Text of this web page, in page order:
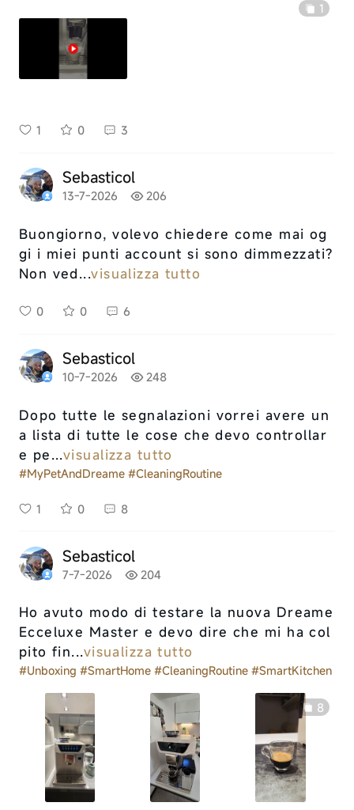
1
1 0 3
Sebasticol
13-7-2026 206
Buongiorno, volevo chiedere come mai og
gi i miei punti account si sono dimmezzati?
Non ved...visualizza tutto
0 0 6
Sebasticol
10-7-2026 248
Dopo tutte le segnalazioni vorrei avere un
a lista di tutte le cose che devo controllar
e pe...visualizza tutto
#MyPetAndDreame #CleaningRoutine
1 0 8
Sebasticol
7-7-2026 204
Ho avuto modo di testare la nuova Dreame
Ecceluxe Master e devo dire che mi ha col
pito fin...visualizza tutto
#Unboxing #SmartHome #CleaningRoutine #SmartKitchen
8